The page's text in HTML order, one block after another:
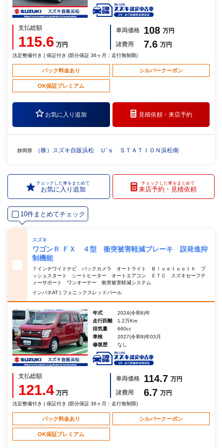
支払総額
115.6 万円
車両価格 108 万円
諸費用
7.6 万円
法定整備付き | 保証付き (部分保証 36ヶ月：走行無制限)
パック料金あり シルバークーポン
OK保証プレミアム
お気に入り追加 見積依頼・来店予約
静岡県 （株）スズキ自販浜松 Ｕ’ｓ ＳＴＡＴＩＯＮ浜松南
チェックした車をまとめて
お気に入り追加
チェックした車をまとめて
来店予約・見積依頼
10件まとめてチェック
スズキ
ワゴンＲ ＦＸ ４型 衝突被害軽減ブレーキ 誤発進抑
制機能
７インチワイドナビ バックカメラ オートライト Ｂｌｕｅｔｏｏｔｈ プ
ッシュスタート シートヒーター オートエアコン ＥＴＣ スズキセーフテ
ィーサポート ワンオーナー 衝突被害軽減システム
インパネAT | フェニックスレッドパール
年式
2024(令和6)年
走行距離
1.2万Km
排気量
660cc
車検
2027(令和9)年03月
修復歴
なし
支払総額
121.4 万円
車両価格 114.7 万円
諸費用
6.7 万円
法定整備付き | 保証付き (部分保証 36ヶ月：走行無制限)
パック料金あり シルバークーポン
OK保証プレミアム